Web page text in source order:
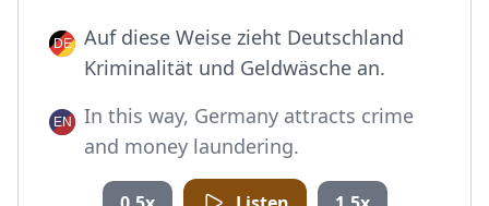
Auf diese Weise zieht Deutschland
Kriminalität und Geldwäsche an.
In this way, Germany attracts crime
and money laundering.